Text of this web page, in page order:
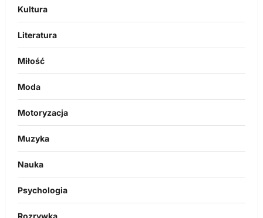
Kultura
Literatura
Miłość
Moda
Motoryzacja
Muzyka
Nauka
Psychologia